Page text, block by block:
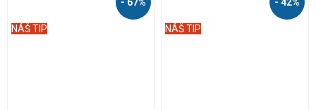
NÁŠ TIP NÁŠ TIP